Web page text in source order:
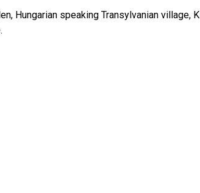
Hungarian speaking Transylvanian